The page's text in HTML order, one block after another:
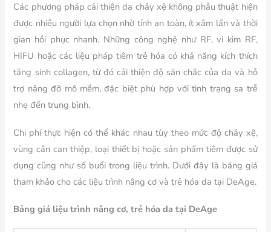
Các phương pháp cải thiện da chảy xệ không phẫu thuật hiện
được nhiều người lựa chọn nhờ tính an toàn, ít xâm lấn và thời
gian hồi phục nhanh. Những công nghệ như RF, vi kim RF,
HIFU hoặc các liệu pháp tiêm trẻ hóa có khả năng kích thích
tăng sinh collagen, từ đó cải thiện độ săn chắc của da và hỗ
trợ nâng đỡ mô mềm, đặc biệt phù hợp với tình trạng sa trễ
nhẹ đến trung bình.
Chi phí thực hiện có thể khác nhau tùy theo mức độ chảy xệ,
vùng cần can thiệp, loại thiết bị hoặc sản phẩm tiêm được sử
dụng cũng như số buổi trong liệu trình. Dưới đây là bảng giá
tham khảo cho các liệu trình nâng cơ và trẻ hóa da tại DeAge.
Bảng giá liệu trình nâng cơ, trẻ hóa da tại DeAge